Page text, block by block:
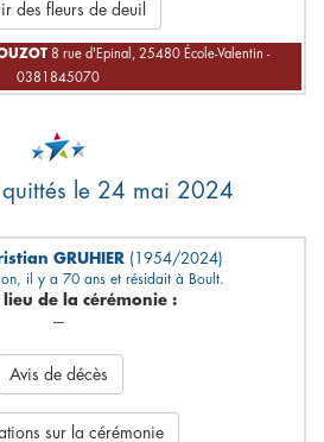
des fleurs de deuil
8 rue d'Epinal, 25480 École-Valentin -
0381845070
quittés le 24 mai 2024
GRUHIER (1954/2024)
il y a 70 ans et résidait à Boult.
lieu de la cérémonie :
---
Avis de décès
sur la cérémonie